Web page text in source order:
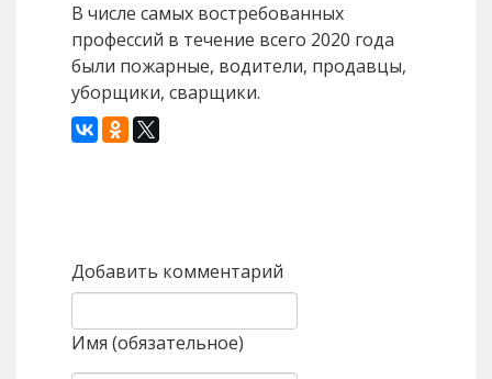
В числе самых востребованных
профессий в течение всего 2020 года
были пожарные, водители, продавцы,
уборщики, сварщики.
Добавить комментарий
Имя (обязательное)